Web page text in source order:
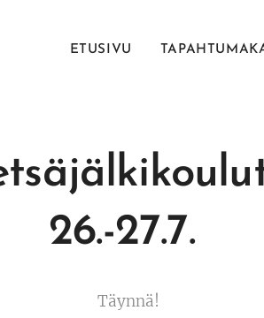
ETUSIVU
26.-27.7.
Täynnä!